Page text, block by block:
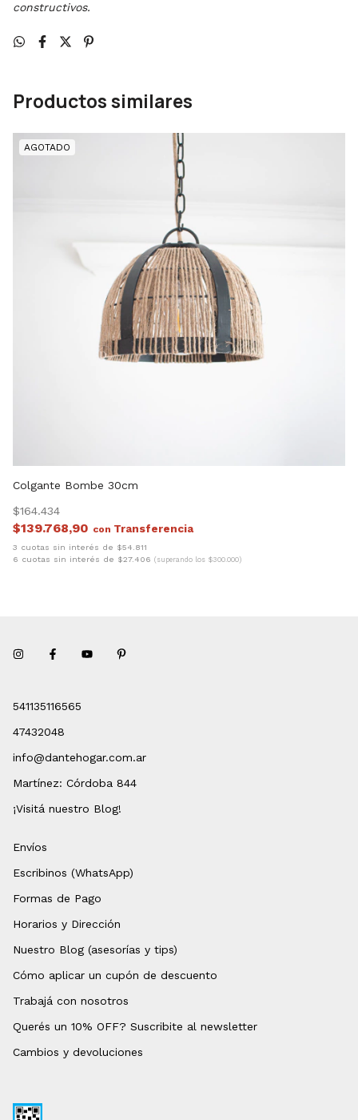
constructivos.
Productos similares
Colgante Bombe 30cm
$164.434
$139.768,90 con
3 cuotas sin interés de $54.811
6 cuotas sin interés de $27.406 (superando los $300.000)
541135116565
47432048
info@dantehogar.com.ar
Martínez: Córdoba 844
¡Visitá nuestro Blog!
Envíos
Escribinos (WhatsApp)
Formas de Pago
Horarios y Dirección
Nuestro Blog (asesorías y tips)
Cómo aplicar un cupón de descuento
Trabajá con nosotros
Querés un 10% OFF? Suscribite al newsletter
Cambios y devoluciones